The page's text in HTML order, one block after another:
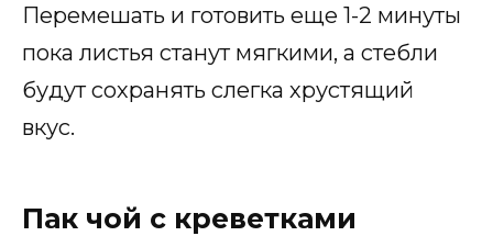
Перемешать и готовить еще 1-2 минуты
пока листья станут мягкими, а стебли
будут сохранять слегка хрустящий
вкус.
Пак чой с креветками